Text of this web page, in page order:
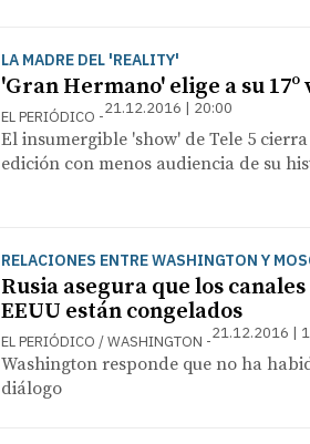
LA MADRE DEL 'REALITY'
'Gran Hermano' elige a su 17º
EL PERIÓDICO 21.12.2016 | 20:00
El insumergible 'show' de Tele 5
edición con menos audiencia de su
RELACIONES ENTRE WASHINGTON Y
Rusia asegura que los
EEUU están congelados
EL PERIÓDICO / WASHINGTON 21.12.2016 |
Washington responde que no ha
diálogo